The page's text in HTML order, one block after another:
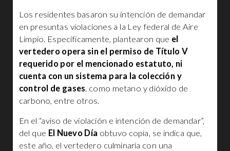
Los residentes basaron su intención de demandar
en presuntas violaciones a la Ley federal de Aire
Limpio. Específicamente, plantearon que el
vertedero opera sin el permiso de Título V
requerido por el mencionado estatuto, ni
cuenta con un sistema para la colección y
control de gases, como metano y dióxido de
carbono, entre otros.
En el “aviso de violación e intención de demandar”,
del que El Nuevo Día obtuvo copia, se indica que,
este año, el vertedero culminaría con una